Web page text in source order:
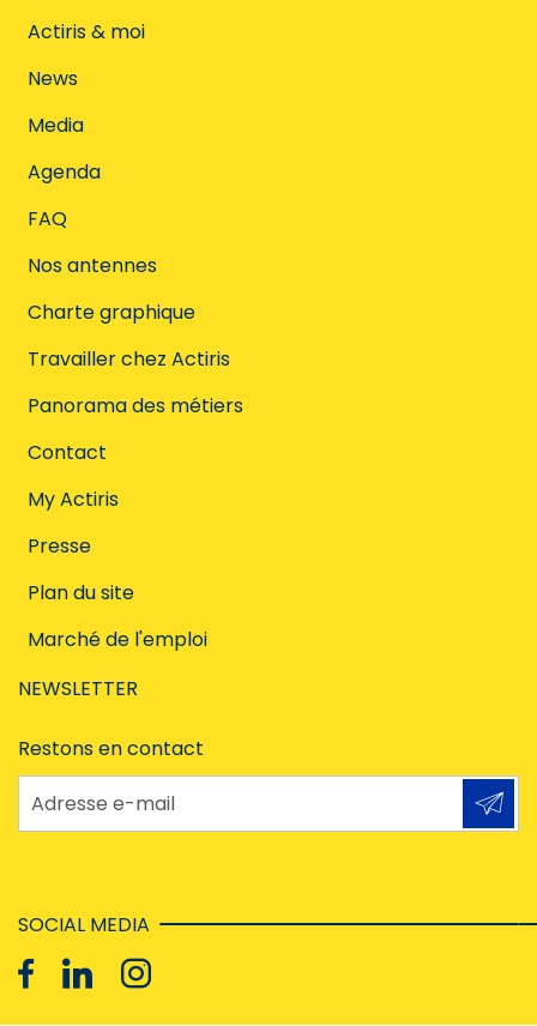
Actiris & moi
News
Media
Agenda
FAQ
Nos antennes
Charte graphique
Travailler chez Actiris
Panorama des métiers
Contact
My Actiris
Presse
Plan du site
Marché de l'emploi
NEWSLETTER
Restons en contact
Adresse e-mail
SOCIAL MEDIA